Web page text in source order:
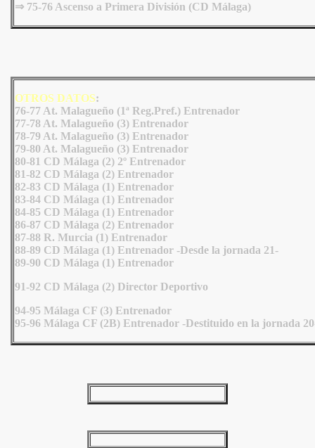
⇒ 75-76 Ascenso a Primera División (CD Málaga)
OTROS DATOS:
76-77 At. Malagueño (1ª Reg.Pref.) Entrenador
77-78 At. Malagueño (3) Entrenador
78-79 At. Malagueño (3) Entrenador
79-80 At. Malagueño (3) Entrenador
80-81 CD Málaga (2) 2º Entrenador
81-82 CD Málaga (2) Entrenador
82-83 CD Málaga (1) Entrenador
83-84 CD Málaga (1) Entrenador
84-85 CD Málaga (1) Entrenador
86-87 CD Málaga (2) Entrenador
87-88 R. Murcia (1) Entrenador
88-89 CD Málaga (1) Entrenador -Desde la jornada 21-
89-90 CD Málaga (1) Entrenador
91-92 CD Málaga (2) Director Deportivo
94-95 Málaga CF (3) Entrenador
95-96 Málaga CF (2B) Entrenador -Destituido en la jornada